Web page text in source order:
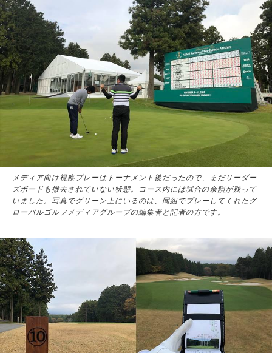
メディア向け視察プレーはトーナメント後だったので、まだリーダー
ズボードも撤去されていない状態。コース内には試合の余韻が残って
いました。写真でグリーン上にいるのは、同組でプレーしてくれたグ
ローバルゴルフメディアグループの編集者と記者の方です。